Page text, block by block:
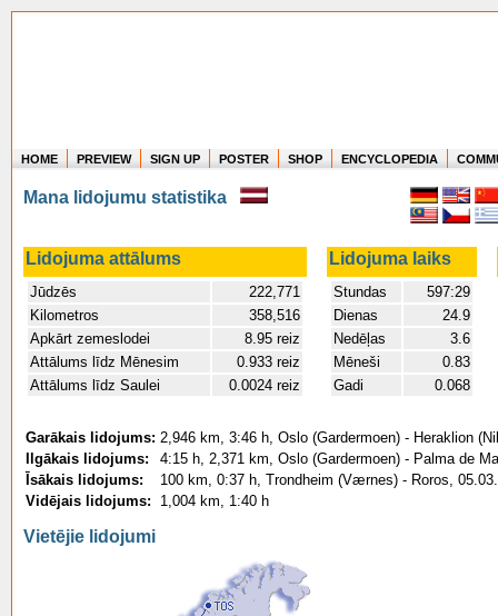
Where in the world have you flown?
How long have you been in the air?
Create your own FlightMemory and see!
HOME PREVIEW SIGN UP POSTER SHOP ENCYCLOPEDIA
Mana lidojumu statistika
Lidojuma attālums Lidojuma laiks
Jūdzēs
222,771
Kilometros
358,516
Apkārt zemeslodei
8.95 reiz
Attālums līdz Mēnesim
0.933 reiz
Attālums līdz Saulei
0.0024 reiz
Stundas
597:29
Dienas
24.9
Nedēļas
3.6
Mēneši
0.83
Gadi
0.068
Garākais lidojums: 2,946 km, 3:46 h, Oslo (Gardermoen) - Heraklion
Ilgākais lidojums:
4:15 h, 2,371 km, Oslo (Gardermoen) - Palma de
Īsākais lidojums:
100 km, 0:37 h, Trondheim (Værnes) - Roros,
Vidējais lidojums:
1,004 km, 1:40 h
Vietējie lidojumi